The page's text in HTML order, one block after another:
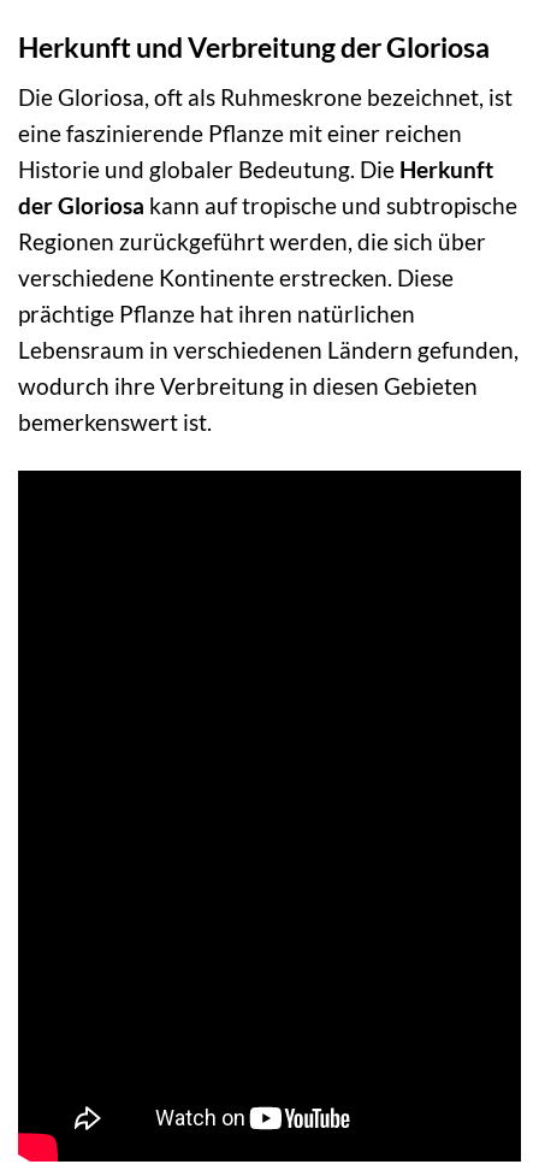
Herkunft und Verbreitung der Gloriosa
Die Gloriosa, oft als Ruhmeskrone bezeichnet, ist
eine faszinierende Pflanze mit einer reichen
Historie und globaler Bedeutung. Die Herkunft
der Gloriosa kann auf tropische und subtropische
Regionen zurückgeführt werden, die sich über
verschiedene Kontinente erstrecken. Diese
prächtige Pflanze hat ihren natürlichen
Lebensraum in verschiedenen Ländern gefunden,
wodurch ihre Verbreitung in diesen Gebieten
bemerkenswert ist.